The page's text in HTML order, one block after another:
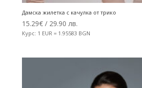
Дамска жилетка с качулка от трико
15.29€/ 29.90 лв.
Курс: 1 EUR = 1.95583 BGN